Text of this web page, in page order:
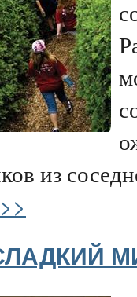
из